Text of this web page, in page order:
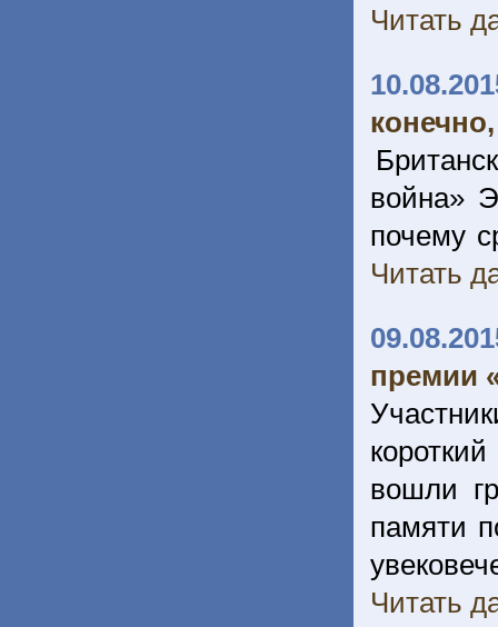
Читать
война»
почему
Читать
премии
вошли
памяти
Читать